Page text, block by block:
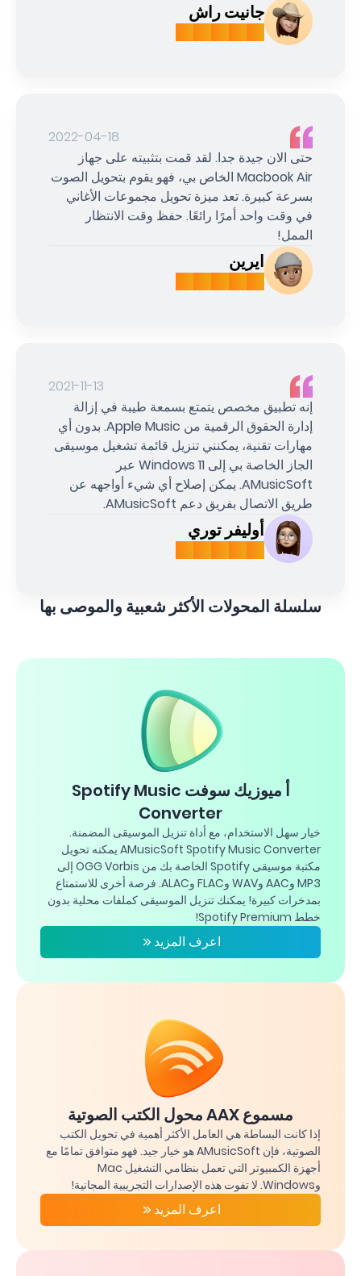
جانيت راش
2022-04-18
حتى الان جيدة جدا. لقد قمت بتثبيته على جهاز
Macbook Air الخاص بي، فهو يقوم بتحويل الصوت
بسرعة كبيرة. تعد ميزة تحويل مجموعات الأغاني
في وقت واحد أمرًا رائعًا. حفظ وقت الانتظار
الممل!
ايرين
2021-11-13
إنه تطبيق مخصص يتمتع بسمعة طيبة في إزالة
إدارة الحقوق الرقمية من Apple Music. بدون أي
مهارات تقنية، يمكنني تنزيل قائمة تشغيل موسيقى
الجاز الخاصة بي إلى Windows 11 عبر
AMusicSoft. يمكن إصلاح أي شيء أواجهه عن
طريق الاتصال بفريق دعم AMusicSoft.
أوليفر توري
سلسلة المحولات الأكثر شعبية والموصى بها
أ ميوزيك سوفت Spotify Music
Converter
خيار سهل الاستخدام، مع أداة تنزيل الموسيقى المضمنة.
AMusicSoft Spotify Music Converter يمكنه تحويل
مكتبة موسيقى Spotify الخاصة بك من OGG Vorbis إلى
MP3 وAAC وWAV وFLAC وALAC. فرصة أخرى للاستمتاع
بمدخرات كبيرة! يمكنك تنزيل الموسيقى كملفات محلية بدون
خطط Spotify Premium!
اعرف المزيد
مسموع AAX محول الكتب الصوتية
إذا كانت البساطة هي العامل الأكثر أهمية في تحويل الكتب
الصوتية، فإن AMusicSoft هو خيار جيد. فهو متوافق تمامًا مع
أجهزة الكمبيوتر التي تعمل بنظامي التشغيل Mac
وWindows. لا تفوت هذه الإصدارات التجريبية المجانية!
اعرف المزيد